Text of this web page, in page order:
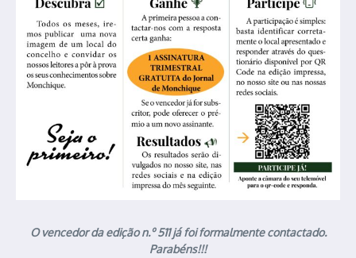
O vencedor da edição n.º 511 já foi formalmente contactado.
Parabéns!!!